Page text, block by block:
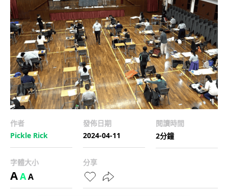
作者
Pickle Rick
發佈日期
2024-04-11
閱讀時間
2分鐘
字體大小
AAA
分享